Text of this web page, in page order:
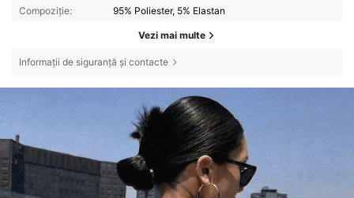
Compoziție: 95% Poliester, 5% Elastan
Vezi mai multe
Informații de siguranță și contacte